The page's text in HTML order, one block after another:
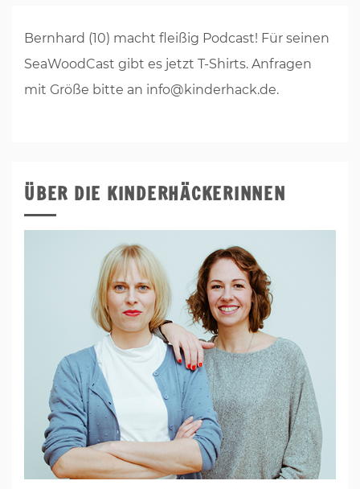
Bernhard (10) macht fleißig Podcast! Für seinen
SeaWoodCast gibt es jetzt T-Shirts. Anfragen
mit Größe bitte an info@kinderhack.de.
ÜBER DIE KINDERHÄCKERINNEN